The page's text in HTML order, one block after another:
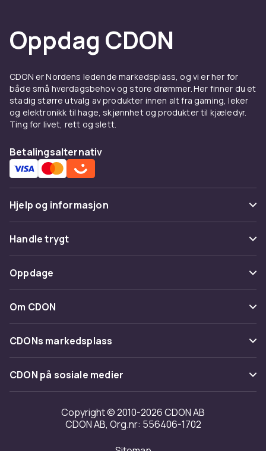
Oppdag CDON
CDON er Nordens ledende markedsplass, og vi er her for
både små hverdagsbehov og store drømmer. Her finner du et
stadig større utvalg av produkter innen alt fra gaming, leker
og elektronikk til hage, skjønnhet og produkter til kjæledyr.
Ting for livet, rett og slett.
Betalingsalternativ
Hjelp og informasjon
Vanlige spørsmål
Spor pakke
Angre & returner her
Kontakt oss
Handle trygt
Betaling
Levering
Tilbakekallinger
Oppdage
Kategorier
Varemerker
Om CDON
Om oss
Kundeanmeldelser
Jobbe på CDON
Investor relations
Tilgjengelighet
CDONs markedsplass
Merchant Help Center
CDON på sosiale medier
Copyright © 2010-2026 CDON AB
CDON AB, Org.nr: 556406-1702